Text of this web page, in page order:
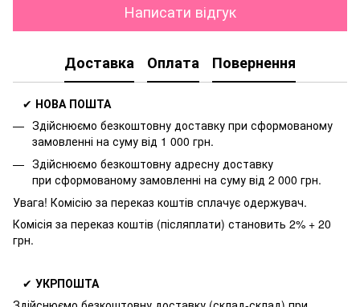
Написати відгук
Доставка Оплата Повернення
✔ НОВА ПОШТА
Здійснюємо безкоштовну доставку при сформованому
замовленні на суму від 1 000 грн.
Здійснюємо безкоштовну адресну доставку
при сформованому замовленні на суму від 2 000 грн.
Увага! Комісію за переказ коштів сплачує одержувач.
Комісія за переказ коштів (післяплати) становить 2% + 20
грн.
✔ УКРПОШТА